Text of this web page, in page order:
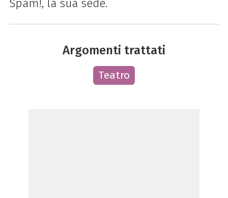
Spam!, la sua sede.
Argomenti trattati
Teatro